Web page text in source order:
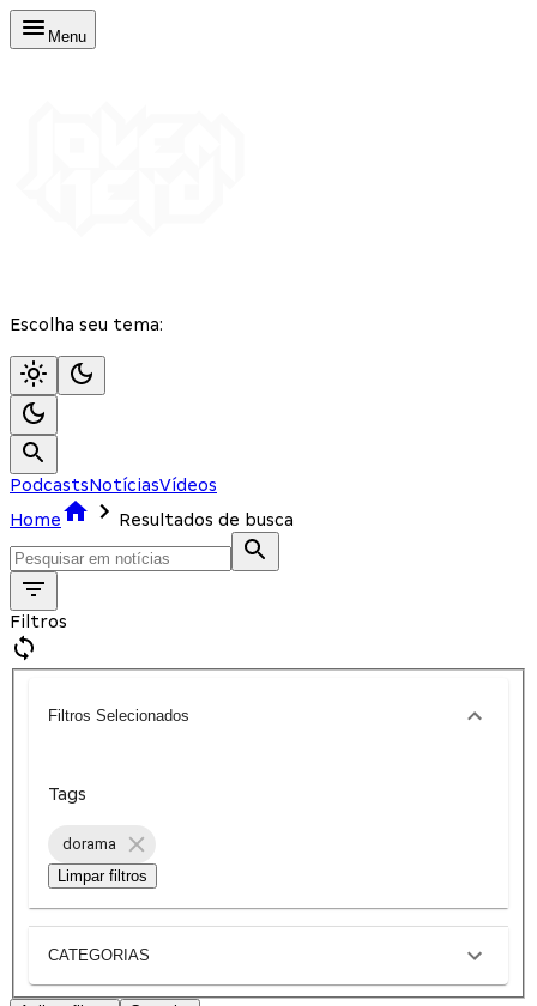
Menu
Escolha seu tema:
PodcastsNotíciasVídeos
Home
Resultados de busca
Filtros
Filtros Selecionados
Tags
dorama
Limpar filtros
CATEGORIAS